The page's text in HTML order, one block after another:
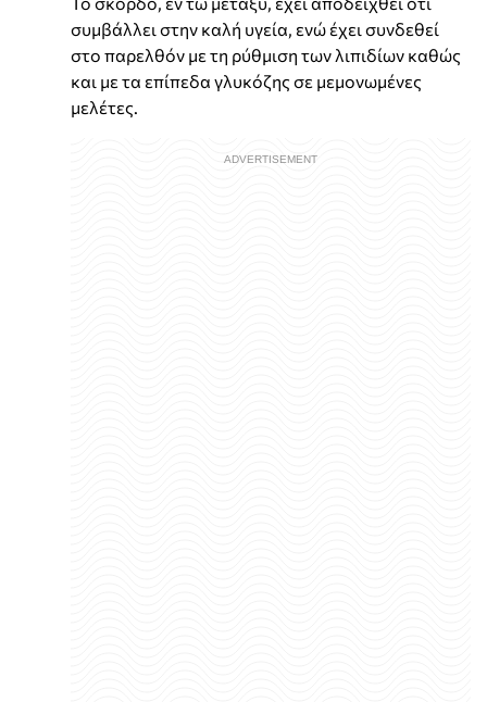
συμβάλλει στην καλή υγεία, ενώ έχει συνδεθεί
στο παρελθόν με τη ρύθμιση των λιπιδίων καθώς
και με τα επίπεδα γλυκόζης σε μεμονωμένες
μελέτες.